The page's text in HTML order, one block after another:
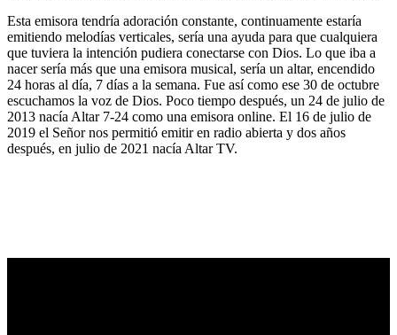
Esta emisora tendría adoración constante, continuamente estaría
emitiendo melodías verticales, sería una ayuda para que cualquiera
que tuviera la intención pudiera conectarse con Dios. Lo que iba a
nacer sería más que una emisora musical, sería un altar, encendido
24 horas al día, 7 días a la semana. Fue así como ese 30 de octubre
escuchamos la voz de Dios. Poco tiempo después, un 24 de julio de
2013 nacía Altar 7-24 como una emisora online. El 16 de julio de
2019 el Señor nos permitió emitir en radio abierta y dos años
después, en julio de 2021 nacía Altar TV.